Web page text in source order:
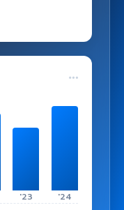
'23 '24